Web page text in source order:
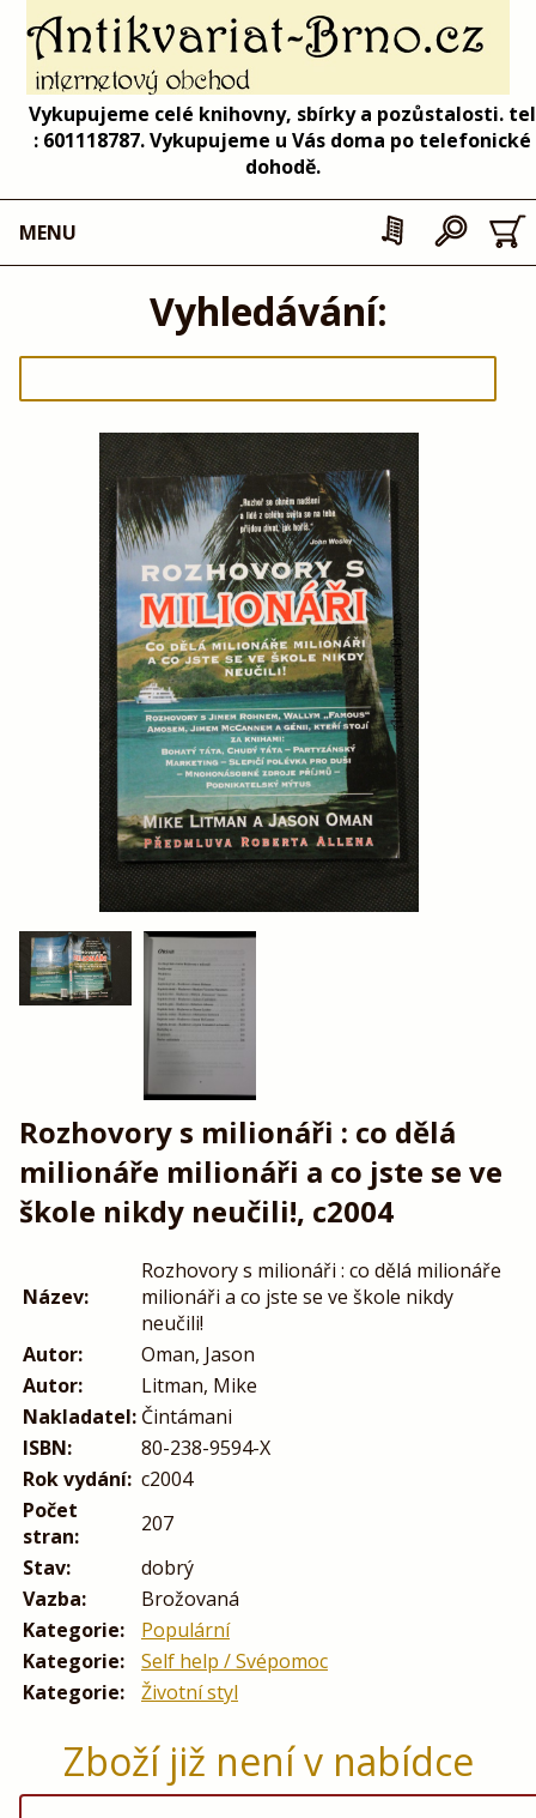
Vykupujeme celé knihovny, sbírky a pozůstalosti. tel
: 601118787. Vykupujeme u Vás doma po telefonické
dohodě.
MENU
Vyhledávání:
Rozhovory s milionáři : co dělá
milionáře milionáři a co jste se ve
škole nikdy neučili!, c2004
Název:
Rozhovory s milionáři : co dělá milionáře
milionáři a co jste se ve škole nikdy
neučili!
Autor:
Oman, Jason
Autor:
Litman, Mike
Nakladatel: Čintámani
ISBN:
80-238-9594-X
Rok vydání: c2004
Počet
stran:
207
Stav:
dobrý
Vazba:
Brožovaná
Kategorie:
Populární
Kategorie:
Self help / Svépomoc
Kategorie:
Životní styl
Zboží již není v nabídce